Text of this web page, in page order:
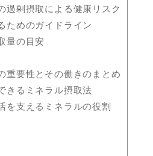
過剰摂取による健康リスク
ためのガイドライン
量の目安
重要性とその働きのまとめ
きるミネラル摂取法
を支えるミネラルの役割